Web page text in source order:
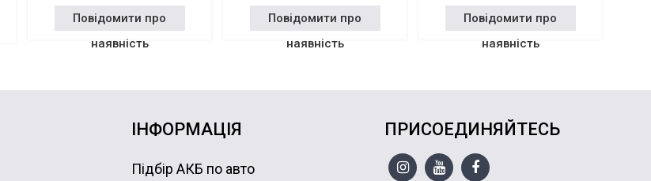
Повідомити про
наявність
Повідомити про
наявність
Повідомити про
наявність
ІНФОРМАЦІЯ
Підбір АКБ по авто
ПРИСОЕДИНЯЙТЕСЬ